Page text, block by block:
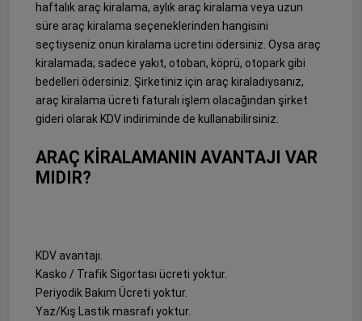
haftalık araç kiralama, aylık araç kiralama veya uzun
süre araç kiralama seçeneklerinden hangisini
seçtiyseniz onun kiralama ücretini ödersiniz. Oysa araç
kiralamada; sadece yakıt, otoban, köprü, otopark gibi
bedelleri ödersiniz. Şirketiniz için araç kiraladıysanız,
araç kiralama ücreti faturalı işlem olacağından şirket
gideri olarak KDV indiriminde de kullanabilirsiniz.
ARAÇ KİRALAMANIN AVANTAJI VAR
MIDIR?
KDV avantajı.
Kasko / Trafik Sigortası ücreti yoktur.
Periyodik Bakım Ücreti yoktur.
Yaz/Kış Lastik masrafı yoktur.